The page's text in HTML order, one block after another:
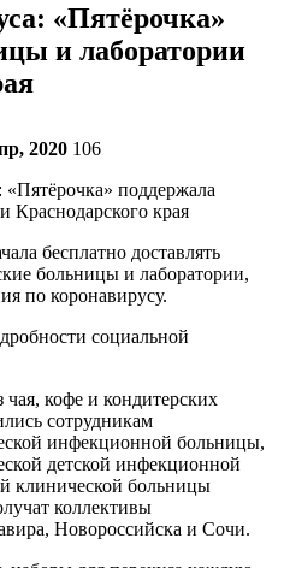
«Пятёрочка»
и лаборатории
2020 106
бесплатно доставлять
больницы и лаборатории,
по коронавирусу.
социальной
кофе и кондитерских
сотрудникам
инфекционной больницы,
детской инфекционной
клинической больницы
коллективы
Новороссийска и Сочи.